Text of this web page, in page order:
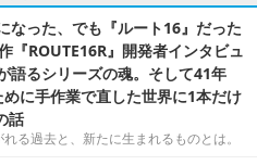
なった、でも『ルート16』だった
『ROUTE16R』開発者インタビュ
語るシリーズの魂。そして41年
に手作業で直した世界に1本だけ
話
る過去と、新たに生まれるものとは。